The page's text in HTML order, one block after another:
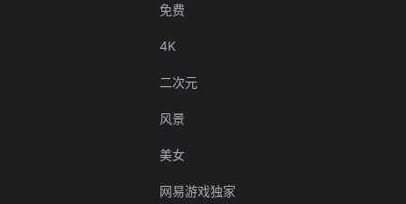
免费
4K
二次元
风景
美女
网易游戏独家